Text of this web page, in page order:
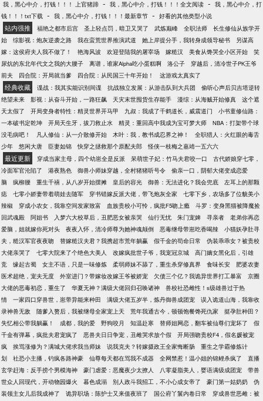
我，黑心中介，打钱！！！ 上官猪蹄 - 我，黑心中介，打钱！！！全文阅读 - 我，黑心中介，打
钱！！！txt下载 - 我，黑心中介，打钱！！！最新章节 - 好看的其他类型小说
站内强推 福艳之都市后宫 圣上轻点罚，暗卫又哭了 武炼巅峰 全职法师
长生修仙从族学开
始
综影视：炮灰逆袭之路 我在蛮荒世界推演武道 她上岸提分手，我转身成领导秘书
另谋高
嫁：这侯府夫人我不做了！
艳海风波 欢迎登陆我的屠宰场 嫁糙汉 美食从馋哭全小区开始
笑
尿炕的东北年代文之我的大腰子
离谱，谁家Alpha吃小蛋糕啊 洛公子
穿越后，清冷世子PK王爷
前夫
四合院：开局就当爹 四合院：从民国三十年开始！ 这游戏太真实了
经典收藏 谍战：我其实能识别间谍 抗战独立发展：从游击队到大兵团
偷听心声后贝吉塔逆转
绝望未来
影视：从奋斗开始，一路狂飙 天灾末世囤货生存能手 漫综：从海贼开始修真
这个遮
天太假了
开局变身者特性：精灵世界开马甲 九叔：我成了千鹤道长，威震道门
小书童修仙路：
一本破书定乾坤
开局天生牙，拔刀救止水 精灵：重回高中我成为宝可梦大师
NBA：打架带个球
没毛病吧！
凡人修仙：从一介散修开始 木叶：我，教书成忍界之神！
全职猎人：火红眼的毒舌
少年
悠闲大唐 臣妻如锦 快穿之拯救那个原配夫郎 怪侠一枝梅之嘉靖一五六六
最近更新 穿成当家主母，四个幼崽全是反派 呆萌世子妃：竹马夫君咬一口
古代娇娘穿七零，
冷面军官沦陷了
港夜熟色 御兽小师妹穿越，全村猪猪听号令
偷亲一口，阴郁大佬变成恋爱
脑
疯柳腰 重生千禧，从八岁开始摆摊 皇后的容光 御兽：无法进化？我会兜底
左耳上的那颗
痣
七零小娇妻带着萌娃去随军 穿书错嫁反派大佬，带飞炮灰全家
七零下乡，农场多了位貌美小
辣椒
穿成小农女，我靠空间发家致富 血族贵校小可怜，疯批F5吻上瘾
斗罗：变身黑猫被降魔捡
回武魂殿
阿姐书 入梦六大校草后，丑肥恶女被亲哭 仙行无忧 朱门宠婢 寻亲者
老弟你再恋
爱脑，姐就嫁你死对头
夜夜入怀，清冷师尊为她神魂颠倒 恶毒继母带崽吃香喝辣
小猫妖孕肚寻
夫，糙汉军官夜夜吻
替嫁糙汉夫君？我携超市荒年躺赢 假千金的苟命日常
伪装乖乖女？被贵校
大佬亲哭了
七零大院来了个绝色大美人 改嫁疯批世子爷，我宠冠京城
高门嫡女黑化后，引雄
竞
缘起古蜀 女主不语，只是一味修炼 柔弱师妹不舔了，重生杀穿修真界 食味长安
肥婆农妻
医术超绝，宠夫无度
外室进门？带嫁妆改嫁王爷被娇宠 欠债三个亿？我诡异世界打工暴富
京圈
大佬的恶毒初恋，重生了
华夏无神？满级大佬回归召唤诸神
兽校社恐雌性！s级雄兽过于热
情
一家四口穿兽世，崽带异能来种田 满级大佬五岁半，炼丹御兽成团宠
误入诡道山海，我靠收
录神兽无敌
随爹入赘后，我被继母全家宠上天 荒年我通古今，顿顿饱餐馋死仇家
挺孕肚种田？
失忆相公带我躺赢！
成都，我的爱 野狗咬月 知温赴寒 替师姐网恋，翻车被仙尊们宠坏了
假
千金有弹幕，疯批夫君宠疯了
恶兽夫日日争宠，丑雌哭求放个假
开局强吻贵校F4，假名媛被宠
疯
挨骂涨修为？满城大佬求我当师妹 说我克夫？转嫁摄政王全家悔断肠
重生之学霸修炼计
划
社恐小主播，钓疯各路神豪 仙尊每天都在骂我不成器 全网禁惹！温小姐的锦鲤杀疯了
直播
玄学赶海：反手捞个男模海神
豪门虐爱：恶魔夜少太撩人 八零凝脂美人，婴语满级成团宠
带兽
世众人回现代，开动物园爆火
暮色成溺 别人政斗我招工，不小心成女帝了 豪门第一姑奶奶
伪
装领主女儿后我成神了
诡异职场：陈护士又来值夜班了 国公府丫鬟内卷日常 穿成兽世恶雌：被